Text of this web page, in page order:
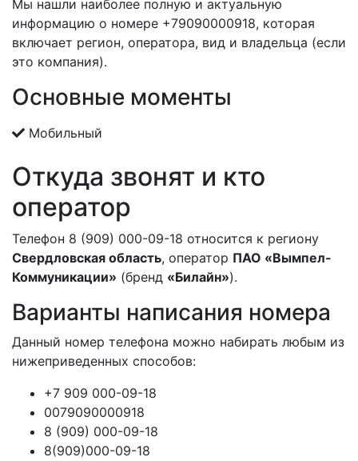
Мы нашли наиболее полную и актуальную
информацию о номере +79090000918, которая
включает регион, оператора, вид и владельца (если
это компания).
Основные моменты
Мобильный
Откуда звонят и кто
оператор
Телефон 8 (909) 000-09-18 относится к региону
Свердловская область, оператор ПАО «Вымпел-
Коммуникации» (бренд «Билайн»).
Варианты написания номера
Данный номер телефона можно набирать любым из
нижеприведенных способов:
+7 909 000-09-18
0079090000918
8 (909) 000-09-18
8(909)000-09-18